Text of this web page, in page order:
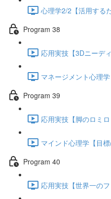
心理学2/2【活用する
Program 38
応用実技【3Dニーデ
マネージメント心理
Program 39
応用実技【脚のロミ
マインド心理学【目
Program 40
応用実技【世界一の